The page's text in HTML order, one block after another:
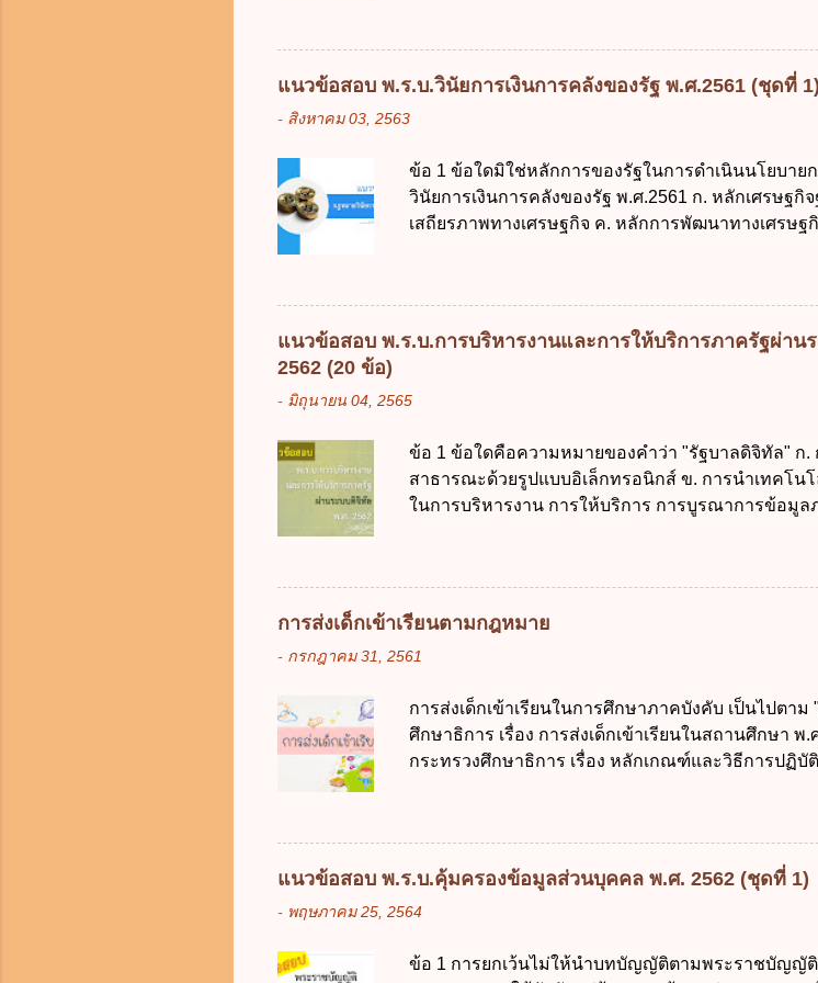
วิธีการงบประมาณ พ.ศ. 2502 2. พระราชบัญญัติวิธีก
2511 3. พระราชบัญญัติวิธีการงบประมาณ (ฉบับที่ 6)
คณะปฏิวัติ ฉบับที่ 203 ลงวันที่ 31 สิงหาคม 2515 ข้อ
รัฐมนตรีมีอำนาจออกกฎเพื่อปฏิบัติการตามพระราชบั
การงบประมาณ พ.ศ. 2561 4. รัฐมนตรีว่าการกระทร
ใช้จ่ายงบประมาณให้เป็นไปอย่างโปร่งใสและตรวจส
การงบประมาณ พ.ศ. 2561 บัญญัติให้การบริหา...
แนวข้อสอบ พ.ร.บ.วินัยการเงินการคลังของรัฐ พ.ศ.2561 (ชุดที่ 1)
- สิงหาคม 03, 2563
ข้อ 1 ข้อใดมิใช่หลักการของรัฐในการดำเนินนโยบา
วินัยการเงินการคลังของรัฐ พ.ศ.2561 ก. หลักเศรษฐกิ
เสถียรภาพทางเศรษฐกิจ ค. หลักการพัฒนาทางเศรษฐ
เป็นกรอบในการบริหารหนี้สาธารณะเป็นไปตามข้อใด
ร้อยละ 10 ค. ไม่เกินร้อยละ 35 ง. ไม่เกินร้อยละ 60 ข้
การคลังของรัฐกำหนดหลักการห้ามเสนอกฎหมายที่ให้
ธรรมเนียมเพิ่มขึ้นจากที่กำหนดไว้ในกฎหมายเพื่อการ
ต้องการของชุมชน ข. เพื่อป็นรายได้ขององค์กรปกครอ
ของรัฐจะต้องนำแผนการคลังระยะปานกลางที่คณะรั
ประกอบการพิจารณาในเรื่องต่อไปนี้ ยกเว้นข้อใด ก. ก
การจัดสรรงบประมาณรายจ่าย ค. การจัดทำงบประมา
แนวข้อสอบ พ.ร.บ.การบริหารงานและการให้บริการภาครัฐผ่าน
2562 (20 ข้อ)
- มิถุนายน 04, 2565
ข้อ 1 ข้อใดคือความหมายของคำว่า "รัฐบาลดิจิทัล" ก.
สาธารณะด้วยรูปแบบอิเล็กทรอนิกส์ ข. การนำเทคโน
ในการบริหารงาน การให้บริการ การบูรณาการข้อมูล
(องค์การมหาชน) ข้อ 2 การบริหารงานภาครัฐและก
ระบบดิจิทัล ต้องมีวัตถุประสงค์ดังต่อไปนี้ ยกเว้น ข้อใด
อย่างคุ้มค่าและเต็มศักยภาพ ข. พัฒนาโครงสร้างพื้นฐา
ตามมาตรฐานสากล ค. พัฒนาการเชื่อมโยงเครือข่าย
การใช้จ่ายงบประมาณให้เกิดความคุ้มค่าและเป็นไปต
เป็นศูนย์แลกเปลี่ยนข้อมูลกลาง ค. กำหนดสิทธิ หน้าที่
บริหารจัดการข้อมูลของหน่วยงานของรัฐ ง. กำหนดกร
ภาครัฐและการจัดทำบริการสาธารณะในรูปแบบดิจิทั
การส่งเด็กเข้าเรียนตามกฎหมาย
- กรกฎาคม 31, 2561
การส่งเด็กเข้าเรียนในการศึกษาภาคบังคับ เป็นไปตาม
ศึกษาธิการ เรื่อง การส่งเด็กเข้าเรียนในสถานศึกษา พ
กระทรวงศึกษาธิการ เรื่อง หลักเกณฑ์และวิธีการปฏิบั
การศึกษาภาคบังคับ พ.ศ. 2545 ซึ่งเป็นกฎหมายที่มีโ
ดังนี้ 1. คำว่า "เด็ก" หมายถึง เด็กซึ่งมีอายุย่างเข้าปีที่ 7
แต่เด็กที่สอบได้ชั้นปีที่ 9 ของการศึกษาภาคบังคับแล้ว
มารดา 2.2 บิดาหรือมารดา ซึ่งเป็นผู้ใช้อำนาจปกค
ประมวลกฎหมายแพ่งและพาณิชย์ 2.4 บุคคลที่เด็กอยู่
ของการเปิดเรียนภาคต้น (ภาคเรียนที่ 1) 4. กรณีผู้ปกคร
แนวข้อสอบ พ.ร.บ.คุ้มครองข้อมูลส่วนบุคคล พ.ศ. 2562 (ชุดที่ 1)
- พฤษภาคม 25, 2564
ข้อ 1 การยกเว้นไม่ให้นำบทบัญญัติตามพระราชบัญญั